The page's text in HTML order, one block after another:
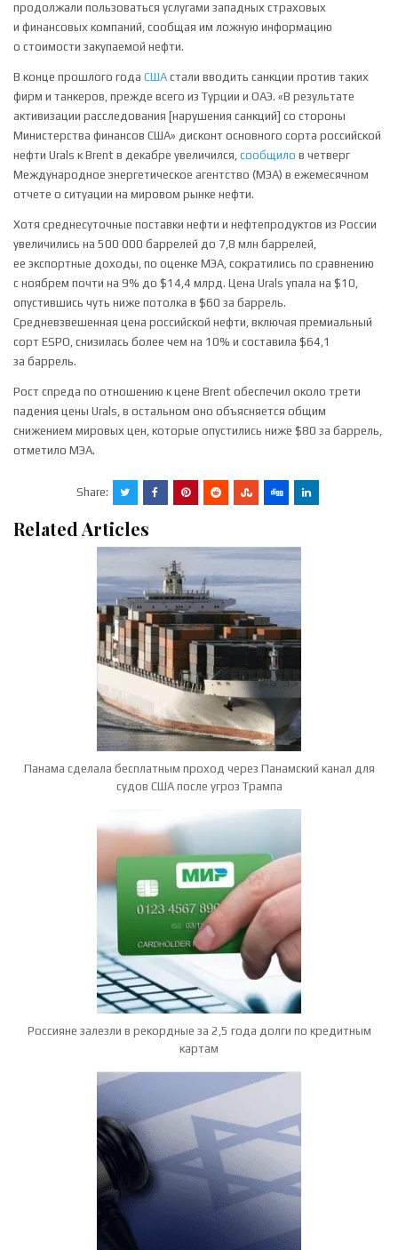
продолжали пользоваться услугами западных страховых
и финансовых компаний, сообщая им ложную информацию
о стоимости закупаемой нефти.
В конце прошлого года США стали вводить санкции против таких
фирм и танкеров, прежде всего из Турции и ОАЭ. «В результате
активизации расследования [нарушения санкций] со стороны
Министерства финансов США» дисконт основного сорта российской
нефти Urals к Brent в декабре увеличился, сообщило в четверг
Международное энергетическое агентство (МЭА) в ежемесячном
отчете о ситуации на мировом рынке нефти.
Хотя среднесуточные поставки нефти и нефтепродуктов из России
увеличились на 500 000 баррелей до 7,8 млн баррелей,
ее экспортные доходы, по оценке МЭА, сократились по сравнению
с ноябрем почти на 9% до $14,4 млрд. Цена Urals упала на $10,
опустившись чуть ниже потолка в $60 за баррель.
Средневзвешенная цена российской нефти, включая премиальный
сорт ESPO, снизилась более чем на 10% и составила $64,1
за баррель.
Рост спреда по отношению к цене Brent обеспечил около трети
падения цены Urals, в остальном оно объясняется общим
снижением мировых цен, которые опустились ниже $80 за баррель,
отметило МЭА.
Share:
Related Articles
Панама сделала бесплатным проход через Панамский канал для
судов США после угроз Трампа
Россияне залезли в рекордные за 2,5 года долги по кредитным
картам